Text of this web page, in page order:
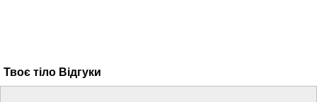
Твоє тіло Вiдгуки